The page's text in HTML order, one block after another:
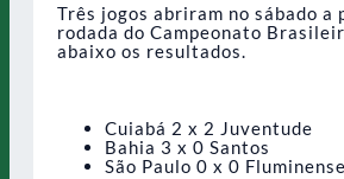
Três jogos abriram no sábado a
rodada do Campeonato
abaixo os resultados.
Cuiabá 2 x 2 Juventude
Bahia 3 x 0 Santos
São Paulo 0 x 0 Fluminense